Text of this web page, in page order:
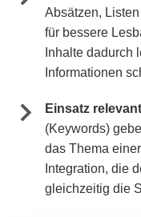
Absätzen,
für bessere
Inhalte dadurch
Informationen
Einsatz
(Keywords)
das Thema
Integration, die
gleichzeitig die